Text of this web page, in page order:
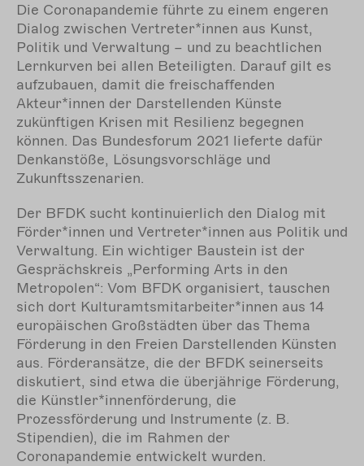
Die Coronapandemie führte zu einem engeren
Dialog zwischen Vertreter*innen aus Kunst,
Politik und Verwaltung – und zu beachtlichen
Lernkurven bei allen Beteiligten. Darauf gilt es
aufzubauen, damit die freischaffenden
Akteur*innen der Darstellenden Künste
zukünftigen Krisen mit Resilienz begegnen
können. Das Bundesforum 2021 lieferte dafür
Denkanstöße, Lösungsvorschläge und
Zukunftsszenarien.
Der BFDK sucht kontinuierlich den Dialog mit
Förder*innen und Vertreter*innen aus Politik und
Verwaltung. Ein wichtiger Baustein ist der
Gesprächskreis „Performing Arts in den
Metropolen“: Vom BFDK organisiert, tauschen
sich dort Kulturamtsmitarbeiter*innen aus 14
europäischen Großstädten über das Thema
Förderung in den Freien Darstellenden Künsten
aus. Förderansätze, die der BFDK seinerseits
diskutiert, sind etwa die überjährige Förderung,
die Künstler*innenförderung, die
Prozessförderung und Instrumente (z. B.
Stipendien), die im Rahmen der
Coronapandemie entwickelt wurden.